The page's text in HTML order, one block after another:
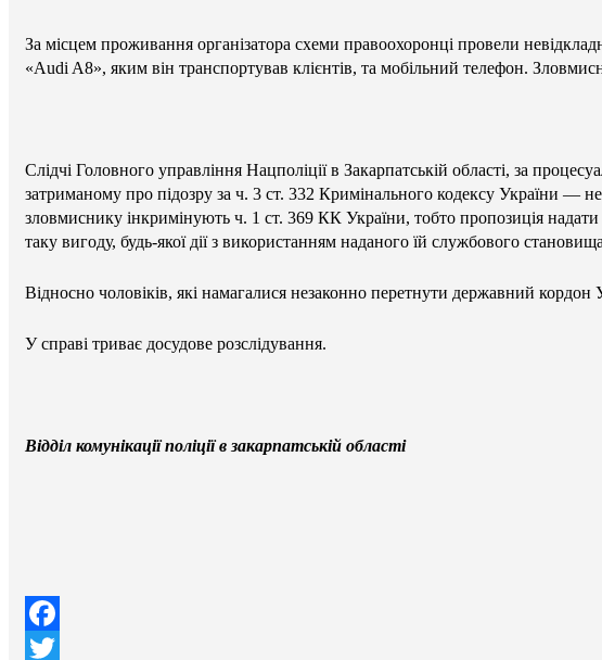
За місцем проживання організатора схеми правоохоронці провели
«Audi A8», яким він транспортував клієнтів, та мобільний телефон.
Слідчі Головного управління Нацполіції в Закарпатській області, за
затриманому про підозру за ч. 3 ст. 332 Кримінального кодексу України —
зловмиснику інкримінують ч. 1 ст. 369 КК України, тобто пропозиція
таку вигоду, будь-якої дії з використанням наданого їй службового
Відносно чоловіків, які намагалися незаконно перетнути державний
У справі триває досудове розслідування.
Відділ комунікації поліції в закарпатській області
Facebook